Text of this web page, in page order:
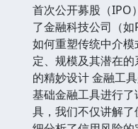
首次公开募股（IPO
了金融科技公司（如
如何重塑传统中介模
定、规模及其潜在
的精妙设计 金融工
基础金融工具进行
具，我们不仅讲解